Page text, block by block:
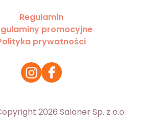
Regulamin
promocyjne
prywatności
2026 Saloner Sp. z o.o.